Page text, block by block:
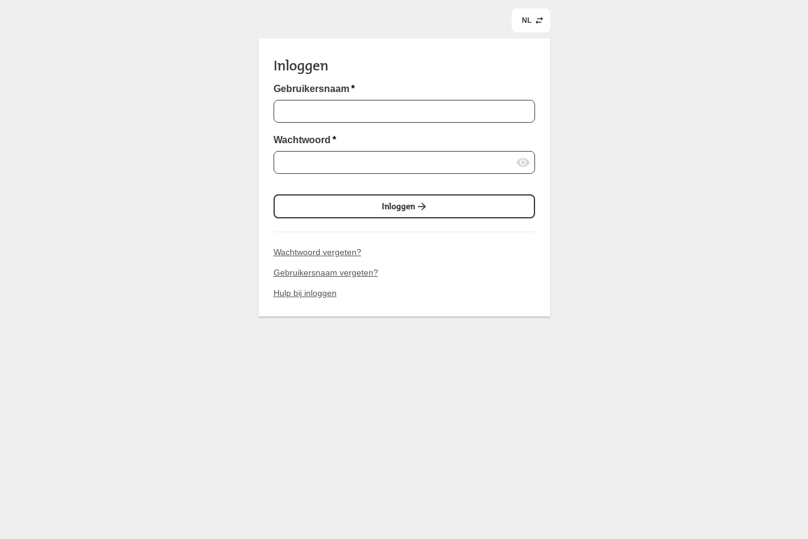
NL
Inloggen
Gebruikersnaam *
Wachtwoord *
Inloggen
Wachtwoord vergeten?
Gebruikersnaam vergeten?
Hulp bij inloggen